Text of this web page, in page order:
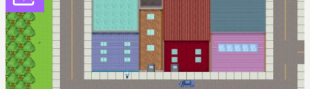
saFull Clip edition
(PIGEON/10, par un Guy
Moquette extatique).P.